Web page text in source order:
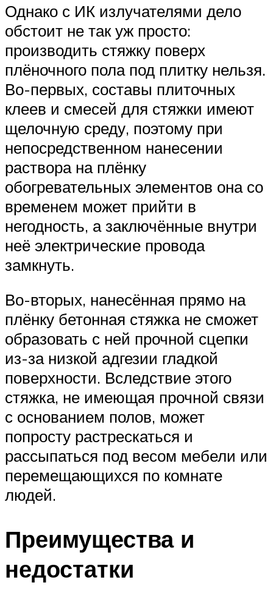
Однако с ИК излучателями дело
обстоит не так уж просто:
производить стяжку поверх
плёночного пола под плитку нельзя.
Во-первых, составы плиточных
клеев и смесей для стяжки имеют
щелочную среду, поэтому при
непосредственном нанесении
раствора на плёнку
обогревательных элементов она со
временем может прийти в
негодность, а заключённые внутри
неё электрические провода
замкнуть.
Во-вторых, нанесённая прямо на
плёнку бетонная стяжка не сможет
образовать с ней прочной сцепки
из-за низкой адгезии гладкой
поверхности. Вследствие этого
стяжка, не имеющая прочной связи
с основанием полов, может
попросту растрескаться и
рассыпаться под весом мебели или
перемещающихся по комнате
людей.
Преимущества и
недостатки